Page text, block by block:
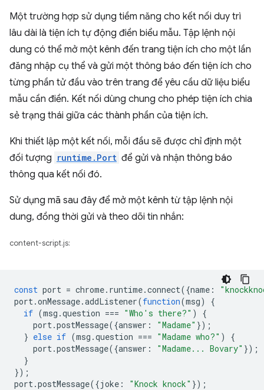
Một trường hợp sử dụng tiềm năng cho kết nối duy trì
lâu dài là tiện ích tự động điền biểu mẫu. Tập lệnh nội
dung có thể mở một kênh đến trang tiện ích cho một lần
đăng nhập cụ thể và gửi một thông báo đến tiện ích cho
từng phần tử đầu vào trên trang để yêu cầu dữ liệu biểu
mẫu cần điền. Kết nối dùng chung cho phép tiện ích chia
sẻ trạng thái giữa các thành phần của tiện ích.
Khi thiết lập một kết nối, mỗi đầu sẽ được chỉ định một
đối tượng runtime.Port để gửi và nhận thông báo
thông qua kết nối đó.
Sử dụng mã sau đây để mở một kênh từ tập lệnh nội
dung, đồng thời gửi và theo dõi tin nhắn:
content-script.js:
const port = chrome. runtime.connect({name :
port.onMessage.addListener(function(msg)
{
if (msg .question === "Who's there?" )
{
port.postMessage({answer : "Madame" });
} else if (msg .question === "Madame who?" )
{
port.postMessage({answer : "Madame... Bovary" });
}
});
port.postMessage({joke : "Knock knock" });